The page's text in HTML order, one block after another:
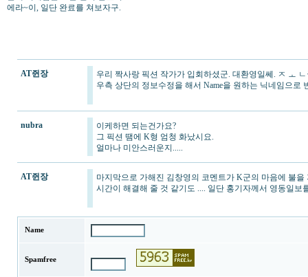
에라~이, 일단 완료를 쳐보자구.
AT쥔장
우리 짝사랑 픽션 작가가 입회하셨군. 대환영일쎄. ㅈ ㅗ
우측 상단의 정보수정을 해서 Name을 원하는 닉네임으로
nubra
이케하면 되는건가요?
그 픽션 땜에 K형 엄청 화났시요.
얼마나 미안스러운지.....
AT쥔장
마지막으로 가해진 김창영의 코멘트가 K군의 마음에 불을
시간이 해결해 줄 것 같기도 .... 일단 홍기자께서 영동일보
Name
Spamfree